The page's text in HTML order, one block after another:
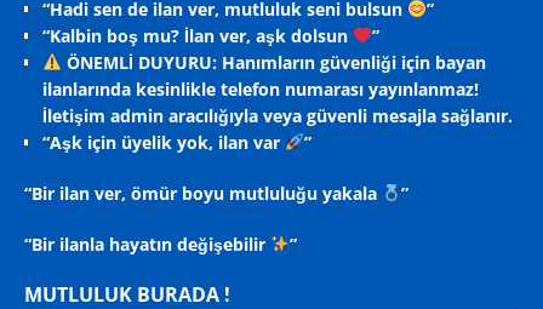
“Hadi sen de ilan ver, mutluluk seni bulsun
”
“Kalbin boş mu? İlan ver, aşk dolsun
”
ÖNEMLİ DUYURU: Hanımların güvenliği için bayan
ilanlarında kesinlikle telefon numarası yayınlanmaz!
İletişim admin aracılığıyla veya güvenli mesajla sağlanır.
“Aşk için üyelik yok, ilan var
”
“Bir ilan ver, ömür boyu mutluluğu yakala ”
“Bir ilanla hayatın değişebilir ”
MUTLULUK BURADA !